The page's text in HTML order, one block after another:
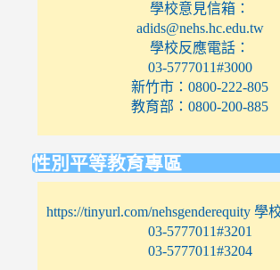
學校意見信箱：
adids@nehs.hc.edu.tw
學校反應電話：
03-5777011#3000
新竹市：0800-222-805
教育部：0800-200-885
性別平等教育專區
https://tinyurl.com/nehsgenderequity 學
03-5777011#3201
03-5777011#3204